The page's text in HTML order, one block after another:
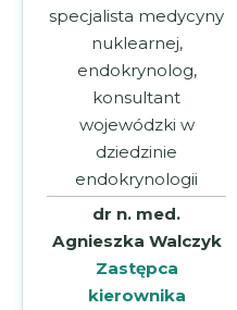
specjalista medycyny
nuklearnej,
endokrynolog,
konsultant
wojewódzki w
dziedzinie
endokrynologii
dr n. med.
Agnieszka Walczyk
Zastępca
kierownika